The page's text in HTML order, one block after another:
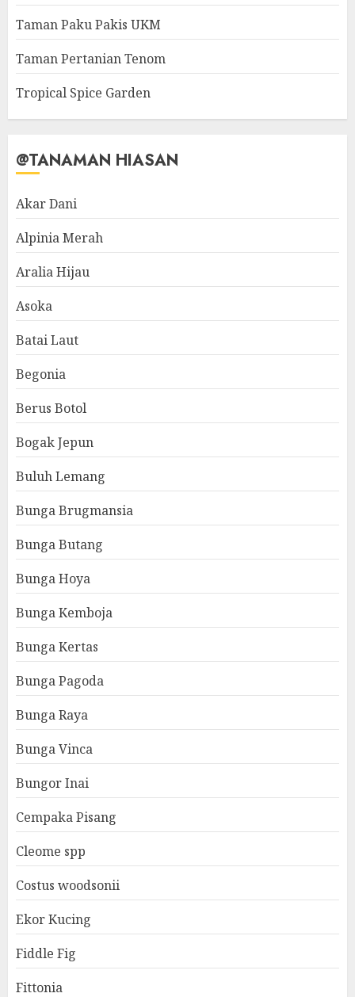
Taman Paku Pakis UKM
Taman Pertanian Tenom
Tropical Spice Garden
@TANAMAN HIASAN
Akar Dani
Alpinia Merah
Aralia Hijau
Asoka
Batai Laut
Begonia
Berus Botol
Bogak Jepun
Buluh Lemang
Bunga Brugmansia
Bunga Butang
Bunga Hoya
Bunga Kemboja
Bunga Kertas
Bunga Pagoda
Bunga Raya
Bunga Vinca
Bungor Inai
Cempaka Pisang
Cleome spp
Costus woodsonii
Ekor Kucing
Fiddle Fig
Fittonia